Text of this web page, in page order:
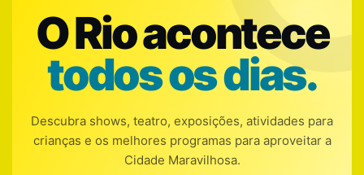
O Rio acontece
todos os dias.
Descubra shows, teatro, exposições, atividades para
crianças e os melhores programas para aproveitar a
Cidade Maravilhosa.